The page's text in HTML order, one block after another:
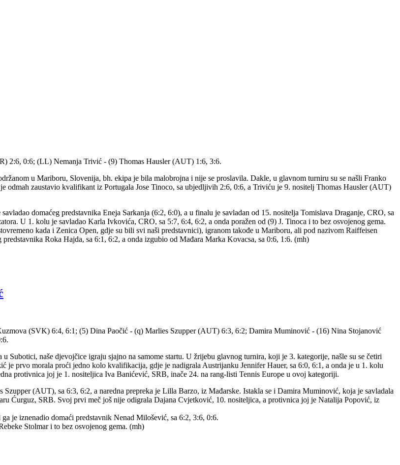
2:6, 0:6; (LL) Nemanja Trivić - (9) Thomas Hausler (AUT) 1:6, 3:6.
u Mariboru, Slovenija, bh. ekipa je bila malobrojna i nije se proslavila. Dakle, u glavnom turniru su se našli Franko
zaustavio kvalifikant iz Portugala Jose Tinoco, sa ubjedljivih 2:6, 0:6, a Triviću je 9. nositelj Thomas Hausler (AUT)
domaćeg predstavnika Eneja Sarkanja (6:2, 6:0), a u finalu je savladan od 15. nositelja Tomislava Draganje, CRO, sa
U 1. kolu je savladao Karla Ivkovića, CRO, sa 5:7, 6:4, 6:2, a onda poražen od (9) J. Tinoca i to bez osvojenog gema.
kada i Zenica Open, gdje su bili svi naši predstavnici), igranom takođe u Mariboru, ali pod nazivom Raiffeisen
Roka Hajda, sa 6:1, 6:2, a onda izgubio od Mađara Marka Kovacsa, sa 0:6, 1:6. (mh)
(SVK) 6:4, 6:1; (5) Dina Paočić - (q) Marlies Szupper (AUT) 6:3, 6:2; Damira Muminović - (16) Nina Stojanović
naše djevojčice igraju sjajno na samome startu. U žrijebu glavnog turnira, koji je 3. kategorije, našle su se četiri
je prvo morala proći jedno kolo kvalifikacija, gdje je nadigrala Austrijanku Jennifer Hauer, sa 6:0, 6:1, a onda je u 1. kolu
protivnica joj je 1. nositeljica Iva Banićević, SRB, inače 24. na rang-listi Tennis Europe u ovoj kategoriji.
(AUT), sa 6:3, 6:2, a naredna prepreka je Lilla Barzo, iz Mađarske. Istakla se i Damira Muminović, koja je savladala
Ćurguz, SRB. Svoj prvi meč još nije odigrala Dajana Cvjetković, 10. nositeljica, a protivnica joj je Natalija Popović, iz
je iznenadio domaći predstavnik Nenad Milošević, sa 6:2, 3:6, 0:6.
Stolmar i to bez osvojenog gema. (mh)